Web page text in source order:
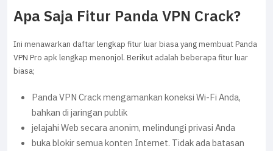
Apa Saja Fitur Panda VPN Crack?
Ini menawarkan daftar lengkap fitur luar biasa yang membuat Panda
VPN Pro apk lengkap menonjol. Berikut adalah beberapa fitur luar
biasa;
Panda VPN Crack mengamankan koneksi Wi-Fi Anda,
bahkan di jaringan publik
jelajahi Web secara anonim, melindungi privasi Anda
buka blokir semua konten Internet. Tidak ada batasan